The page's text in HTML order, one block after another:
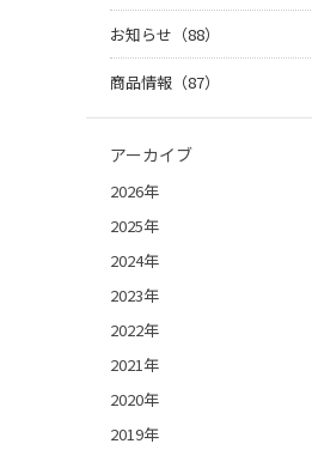
お知らせ（88）
商品情報（87）
アーカイブ
2026年
2025年
2024年
2023年
2022年
2021年
2020年
2019年